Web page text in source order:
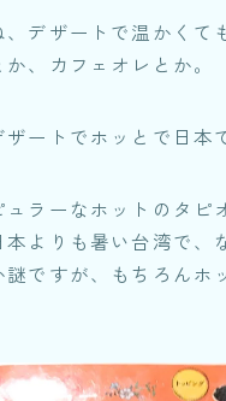
デザートで温かくて
、カフェオレとか。
ートでホッとで日本
ラーなホットのタピ
本よりも暑い台湾で、
謎ですが、もちろんホ